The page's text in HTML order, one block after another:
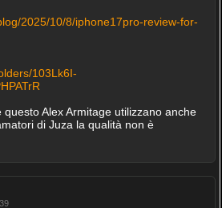
2025/10/8/iphone17pro-review-for-
103Lk6I-
Alex Armitage utilizzano anche
di Juza la qualità non è